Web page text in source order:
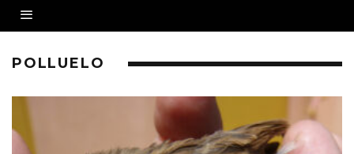
POLLUELO